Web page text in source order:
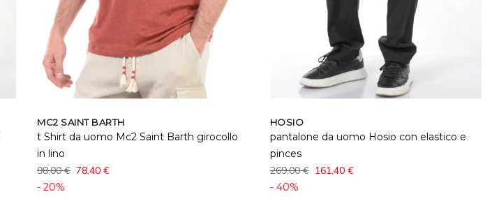
MC2 SAINT BARTH
t Shirt da uomo Mc2 Saint Barth girocollo
in lino
98,00 € 78,40 €
- 20%
HOSIO
pantalone da uomo Hosio con elastico e
pinces
269,00 € 161,40 €
- 40%